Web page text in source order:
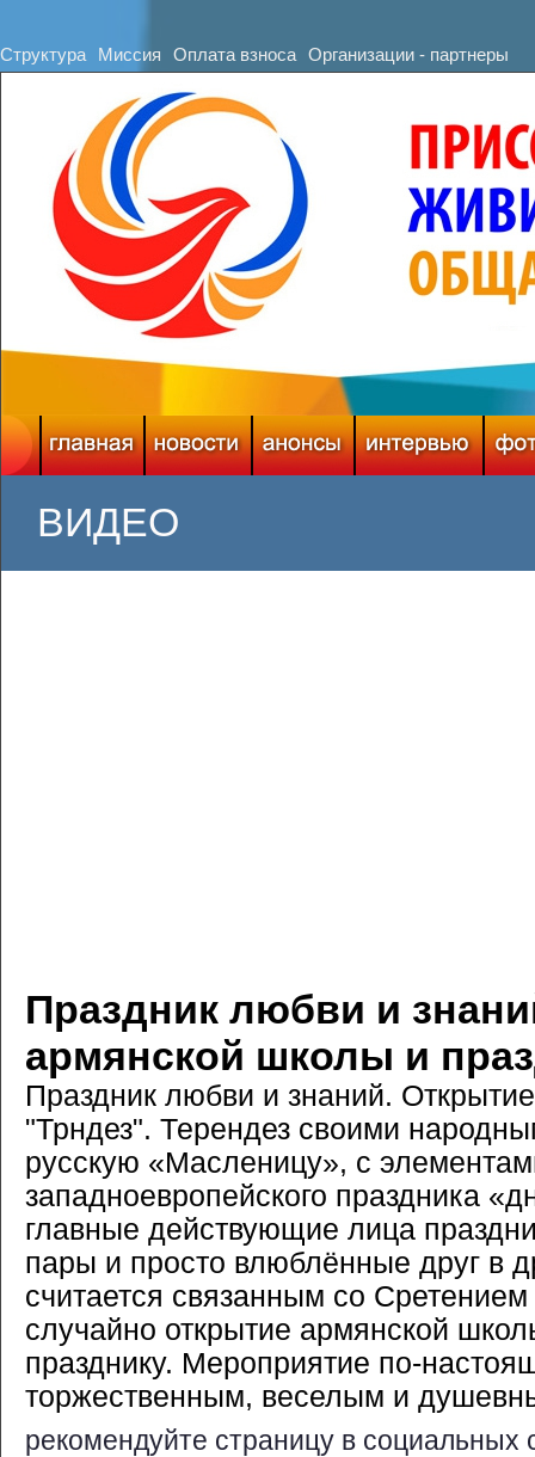
Структура Миссия Оплата взноса Организации - партнеры
ВИДЕО
Праздник любви и
армянской школы и
Праздник любви и знаний.
"Трндез". Терендез своими
русскую «Масленицу», с
западноевропейского праздника
главные действующие лица
пары и просто влюблённые друг в
считается связанным со
случайно открытие армянской
празднику. Мероприятие по-
торжественным, веселым и
рекомендуйте страницу в социальных